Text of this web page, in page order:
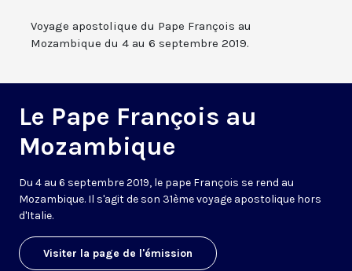
Voyage apostolique du Pape François au
Mozambique du 4 au 6 septembre 2019.
Le Pape François au
Mozambique
Du 4 au 6 septembre 2019, le pape François se rend au
Mozambique. Il s'agit de son 31ème voyage apostolique hors
d'Italie.
Visiter la page de l'émission